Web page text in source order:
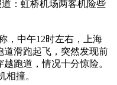
：虹桥机场两客机险些
，中午12时左右，上海
道滑跑起飞，突然发现前
跑道，情况十分惊险。
相撞。